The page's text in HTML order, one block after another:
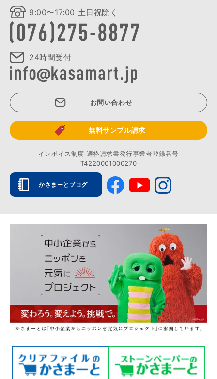
9:00〜17:00 土日祝除く
24時間受付
お問い合わせ
無料サンプル請求
インボイス制度 適格請求書発行事業者登録番号
T4220001000270
かさまーとブログ